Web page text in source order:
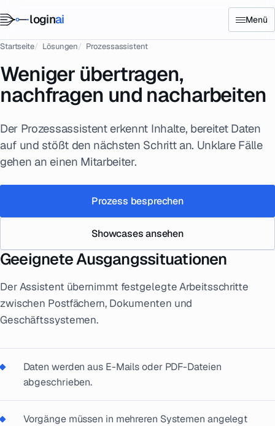
loginai Menü
Startseite Lösungen Prozessassistent
Weniger übertragen,
nachfragen und nacharbeiten
Der Prozessassistent erkennt Inhalte, bereitet Daten
auf und stößt den nächsten Schritt an. Unklare Fälle
gehen an einen Mitarbeiter.
Prozess besprechen
Showcases ansehen
Geeignete Ausgangssituationen
Der Assistent übernimmt festgelegte Arbeitsschritte
zwischen Postfächern, Dokumenten und
Geschäftssystemen.
Daten werden aus E-Mails oder PDF-Dateien
abgeschrieben.
Vorgänge müssen in mehreren Systemen angelegt